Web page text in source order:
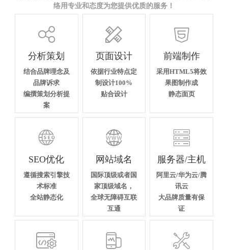
络用专业和态度为您提供优质的服务！

分析策划
结合品牌理念及
品牌诉求
编撰策划分析提
案

页面设计
依据行业特点定
制设计100%
贴合设计

前端制作
采用HTML5将效
果图制作成
静态面页

SEO优化
遵循搜索引擎技
术标准
全站静态化

网站域名
国际顶级或者国
家顶级域名，
全球无障碍互联
互通

服务器/主机
阿里云/华为云/腾
讯云
大品牌质量有保
证
  